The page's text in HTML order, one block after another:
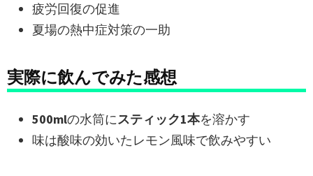
疲労回復の促進
夏場の熱中症対策の一助
実際に飲んでみた感想
500mlの水筒にスティック1本を溶かす
味は酸味の効いたレモン風味で飲みやすい